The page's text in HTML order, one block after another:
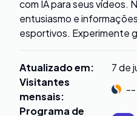
com IA para seus vídeos.
entusiasmo e
esportivos. Experimente
Atualizado em:
7 de
Visitantes
mensais:
--
Programa de